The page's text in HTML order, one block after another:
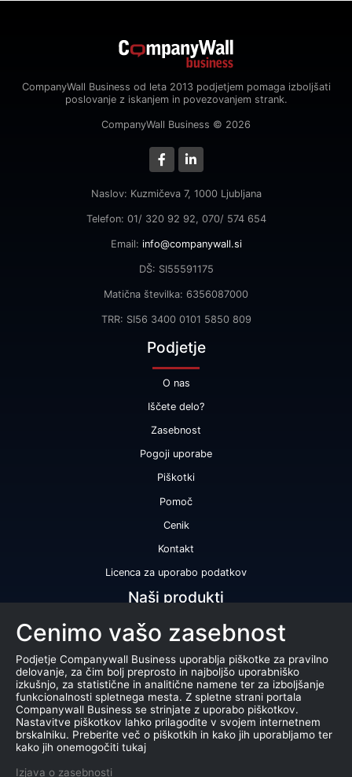
CompanyWall Business od leta 2013 podjetjem pomaga izboljšati
poslovanje z iskanjem in povezovanjem strank.
CompanyWall Business © 2026
Naslov: Kuzmičeva 7, 1000 Ljubljana
Telefon: 01/ 320 92 92, 070/ 574 654
Email: info@companywall.si
DŠ: SI55591175
Matična številka: 6356087000
TRR: SI56 3400 0101 5850 809
Podjetje
O nas
Iščete delo?
Zasebnost
Pogoji uporabe
Piškotki
Pomoč
Cenik
Kontakt
Licenca za uporabo podatkov
Naši produkti
Bonitetna ocena
Bonitetno poročilo
Certifikat bonitetne odličnosti
Produkti
Sodelovanje z registrom AJPES
Cenimo vašo zasebnost
Podjetje Companywall Business uporablja piškotke za pravilno
delovanje, za čim bolj preprosto in najboljšo uporabniško
izkušnjo, za statistične in analitične namene ter za izboljšanje
funkcionalnosti spletnega mesta. Z spletne strani portala
Companywall Business se strinjate z uporabo piškotkov.
Nastavitve piškotkov lahko prilagodite v svojem internetnem
brskalniku. Preberite več o piškotkih in kako jih uporabljamo ter
kako jih onemogočiti tukaj
Izjava o zasebnosti